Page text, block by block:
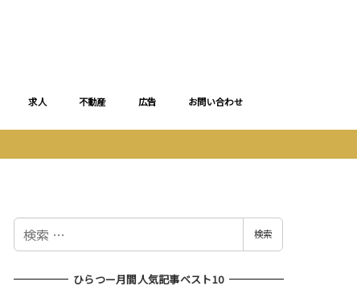
求人 不動産 広告 お問い合わせ
検
検索
ひらつー月間人気記事ベスト10